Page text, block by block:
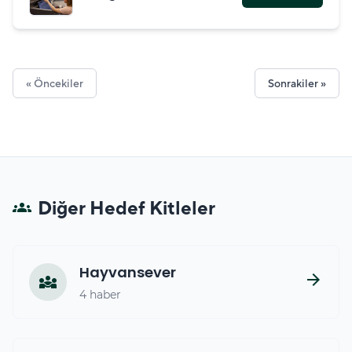
« Öncekiler Sonrakiler »
groups Diğer Hedef Kitleler
diversity_3 Hayvansever
4 haber
arrow_forward